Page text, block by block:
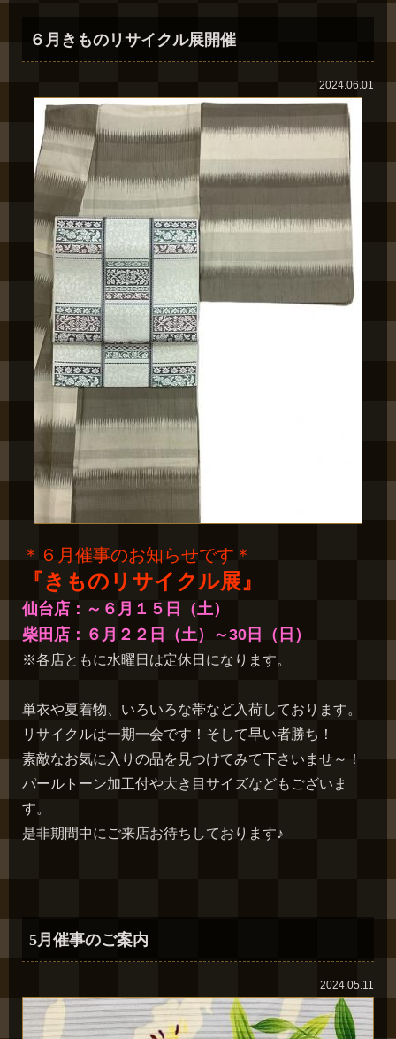
６月きものリサイクル展開催
2024.06.01
＊６月催事のお知らせです＊
『きものリサイクル展』
仙台店：～６月１５日（土）
柴田店：６月２２日（土）～30日（日）
※各店ともに水曜日は定休日になります。
単衣や夏着物、いろいろな帯など入荷しております。
リサイクルは一期一会です！そして早い者勝ち！
素敵なお気に入りの品を見つけてみて下さいませ～！
パールトーン加工付や大き目サイズなどもございま
す。
是非期間中にご来店お待ちしております♪
5月催事のご案内
2024.05.11